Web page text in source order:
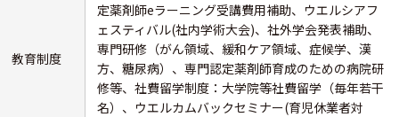
教育制度
定薬剤師eラーニング受講費用補助、ウエルシアフ
ェスティバル(社内学術大会)、社外学会発表補助、
専門研修（がん領域、緩和ケア領域、症候学、漢
方、糖尿病）、専門認定薬剤師育成のための病院研
修等、社費留学制度：大学院等社費留学（毎年若干
名）、ウエルカムバックセミナー(育児休業者対